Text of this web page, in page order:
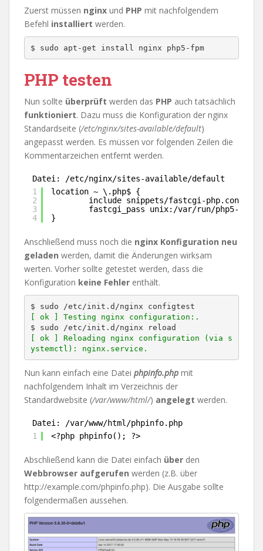
Zuerst müssen nginx und PHP mit nachfolgendem
Befehl installiert werden.
$ sudo apt-get install nginx php5-fpm
PHP testen
Nun sollte überprüft werden das PHP auch tatsächlich
funktioniert. Dazu muss die Konfiguration der nginx
Standardseite (/etc/nginx/sites-available/default)
angepasst werden. Es müssen vor folgenden Zeilen die
Kommentarzeichen entfernt werden.
Datei: /etc/nginx/sites-available/default
1
2
3
4
location ~ \.php$ {
include snippets/fastcgi-php.conf;
fastcgi_pass unix: /var/run/php5-fpm
}
Anschließend muss noch die nginx Konfiguration neu
geladen werden, damit die Änderungen wirksam
werten. Vorher sollte getestet werden, dass die
Konfiguration keine Fehler enthält.
[ ok ] Testing nginx configuration:.
[ ok ] Reloading nginx configuration (via s
ystemctl): nginx.service.
Nun kann einfach eine Datei phpinfo.php mit
nachfolgendem Inhalt im Verzeichnis der
Standardwebsite (/var/www/html/) angelegt werden.
Datei: /var/www/html/phpinfo.php
1
<?php phpinfo(); ?>
Abschließend kann die Datei einfach über den
Webbrowser aufgerufen werden (z.B. über
http://example.com/phpinfo.php). Die Ausgabe sollte
folgendermaßen aussehen.